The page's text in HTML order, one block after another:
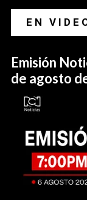
EN
Emisión
de agosto